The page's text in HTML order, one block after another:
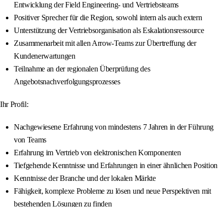
Entwicklung der Field Engineering- und Vertriebsteams
Positiver Sprecher für die Region, sowohl intern als auch extern
Unterstützung der Vertriebsorganisation als Eskalationsressource
Zusammenarbeit mit allen Arrow-Teams zur Übertreffung der
Kundenerwartungen
Teilnahme an der regionalen Überprüfung des
Angebotsnachverfolgungsprozesses
Ihr Profil:
Nachgewiesene Erfahrung von mindestens 7 Jahren in der Führung
von Teams
Erfahrung im Vertrieb von elektronischen Komponenten
Tiefgehende Kenntnisse und Erfahrungen in einer ähnlichen Position
Kenntnisse der Branche und der lokalen Märkte
Fähigkeit, komplexe Probleme zu lösen und neue Perspektiven mit
bestehenden Lösungen zu finden